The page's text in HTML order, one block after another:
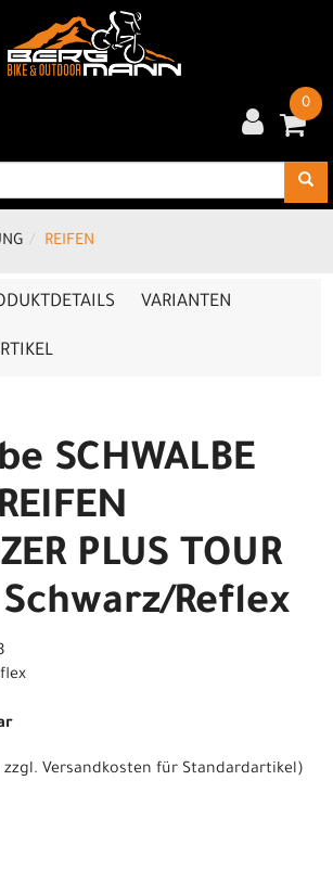
0
REIFEN
VARIANTEN
SCHWALBE
PLUS TOUR
Reflex
Versandkosten für Standardartikel)